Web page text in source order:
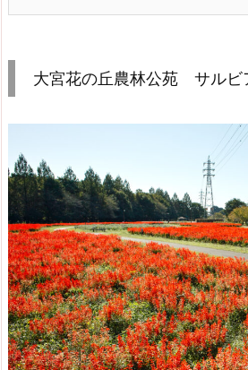
大宮花の丘農林公苑 サルビ